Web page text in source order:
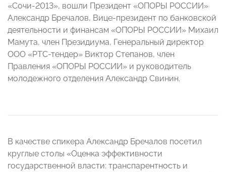
«Сочи-2013», вошли Президент «ОПОРЫ РОССИИ»
Александр Бречалов, Вице-президент по банковской
деятельности и финансам «ОПОРЫ РОССИИ» Михаил
Мамута, член Президиума, Генеральный директор
ООО «РТС-тендер» Виктор Степанов, член
Правления «ОПОРЫ РОССИИ» и руководитель
молодежного отделения Александр Свинин.
В качестве спикера Александр Бречалов посетил
круглые столы «Оценка эффективности
государственной власти: транспарентность и